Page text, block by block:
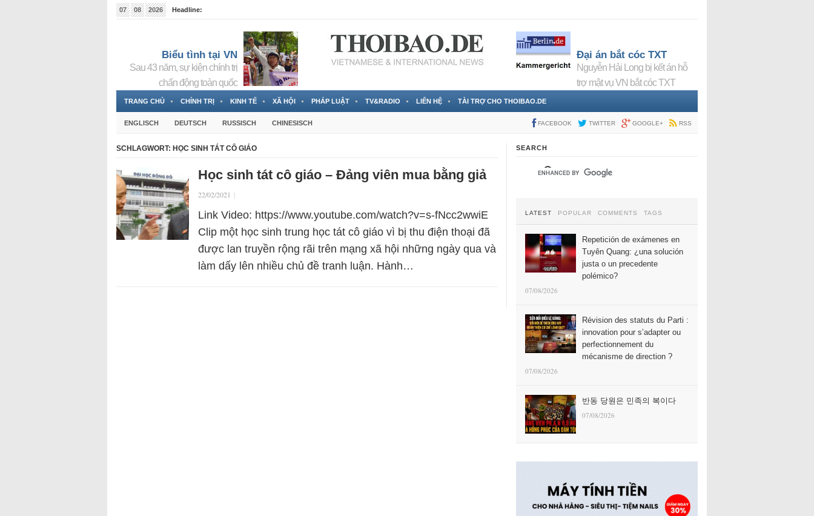
07 08 2026
Headline:
Biểu tình tại VN
Sau 43 năm, sự kiện chính trị
chấn động toàn quốc
Đại án bắt cóc TXT
Nguyễn Hải Long bị kết án hỗ
trợ mật vụ VN bắt cóc TXT
TRANG CHỦ CHÍNH TRỊ KINH TẾ XÃ HỘI PHÁP LUẬT TV&RADIO LIÊN HỆ TÀI TRỢ CHO THOIBAO.DE
ENGLISCH DEUTSCH RUSSISCH CHINESISCH FACEBOOK TWITTER GOOGLE+ RSS
SCHLAGWORT: HỌC SINH TÁT CÔ GIÁO
Học sinh tát cô giáo – Đảng viên mua bằng giả
22/02/2021 |
Link Video: https://www.youtube.com/watch?v=s-fNcc2wwiE
Clip một học sinh trung học tát cô giáo vì bị thu điện thoại đã
được lan truyền rộng rãi trên mạng xã hội những ngày qua và
làm dấy lên nhiều chủ đề tranh luận. Hành…
SEARCH
LATEST POPULAR COMMENTS TAGS
Repetición de exámenes en
Tuyên Quang: ¿una solución
justa o un precedente
polémico?
07/08/2026
Révision des statuts du Parti :
innovation pour s’adapter ou
perfectionnement du
mécanisme de direction ?
07/08/2026
반동 당원은 민족의 복이다
07/08/2026